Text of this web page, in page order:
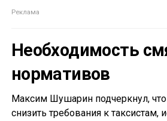
Необходимость
нормативов
Максим Шушарин подчеркнул,
снизить требования к